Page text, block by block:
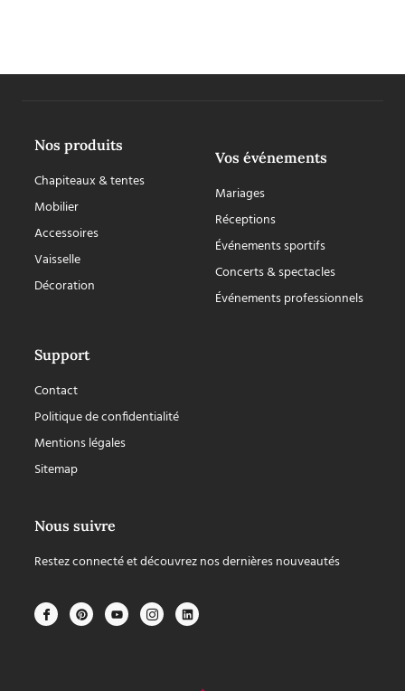
Nos produits
Chapiteaux & tentes
Mobilier
Accessoires
Vaisselle
Décoration
Vos événements
Mariages
Réceptions
Événements sportifs
Concerts & spectacles
Événements professionnels
Support
Contact
Politique de confidentialité
Mentions légales
Sitemap
Nous suivre
Restez connecté et découvrez nos dernières nouveautés